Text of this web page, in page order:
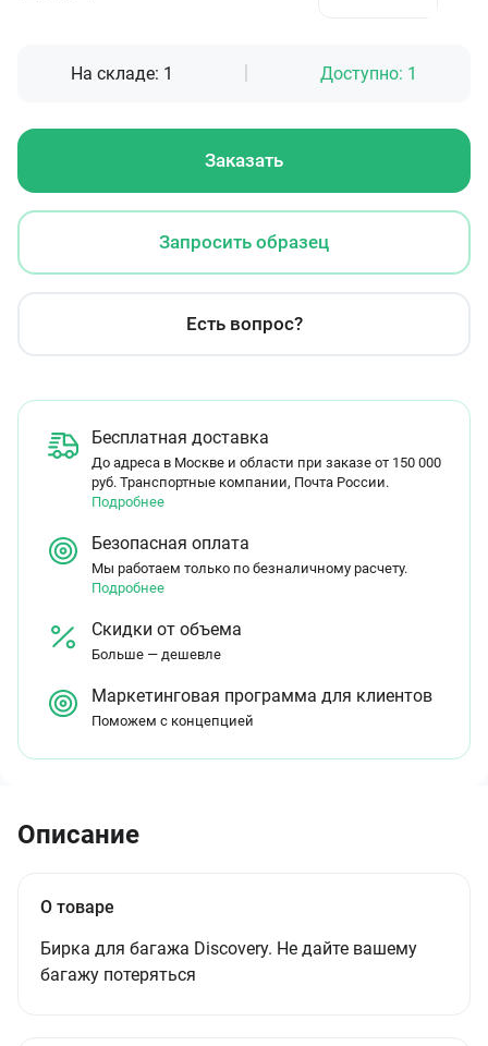
На складе: 1 Доступно: 1
Заказать
Запросить образец
Есть вопрос?
Бесплатная доставка
До адреса в Москве и области при заказе от 150 000
руб. Транспортные компании, Почта России.
Подробнее
Безопасная оплата
Мы работаем только по безналичному расчету.
Подробнее
Скидки от объема
Больше — дешевле
Маркетинговая программа для клиентов
Поможем с концепцией
Описание
О товаре
Бирка для багажа Discovery. Не дайте вашему
багажу потеряться